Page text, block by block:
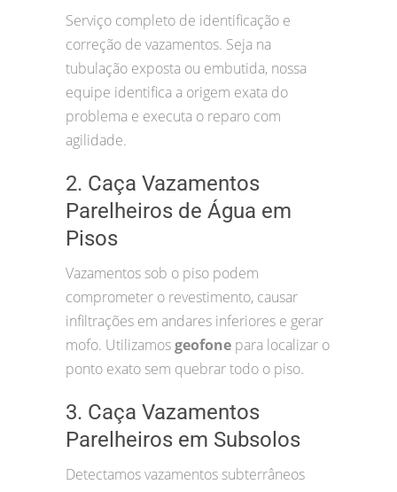
Serviço completo de identificação e
correção de vazamentos. Seja na
tubulação exposta ou embutida, nossa
equipe identifica a origem exata do
problema e executa o reparo com
agilidade.
2. Caça Vazamentos
Parelheiros de Água em
Pisos
Vazamentos sob o piso podem
comprometer o revestimento, causar
infiltrações em andares inferiores e gerar
mofo. Utilizamosgeofone para localizar o
ponto exato sem quebrar todo o piso.
3. Caça Vazamentos
Parelheiros em Subsolos
Detectamos vazamentos subterrâneos